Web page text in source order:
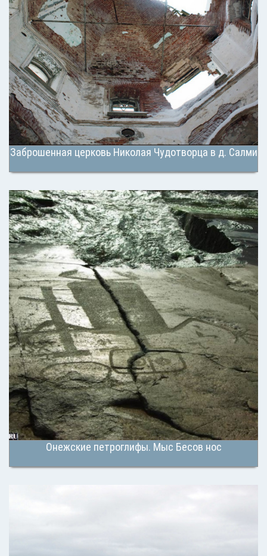
Заброшенная церковь Николая Чудотворца в д. Салми
Онежские петроглифы. Мыс Бесов нос